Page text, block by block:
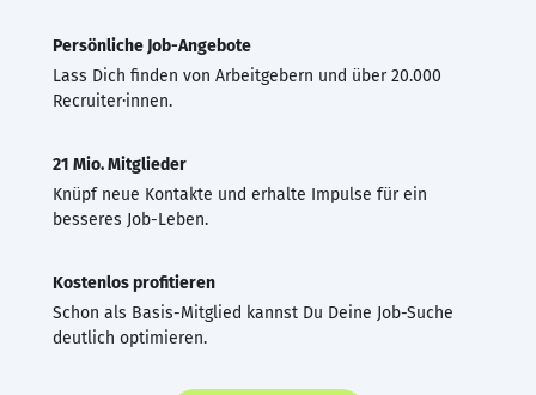
Persönliche Job-Angebote
Lass Dich finden von Arbeitgebern und über 20.000
Recruiter·innen.
21 Mio. Mitglieder
Knüpf neue Kontakte und erhalte Impulse für ein
besseres Job-Leben.
Kostenlos profitieren
Schon als Basis-Mitglied kannst Du Deine Job-Suche
deutlich optimieren.